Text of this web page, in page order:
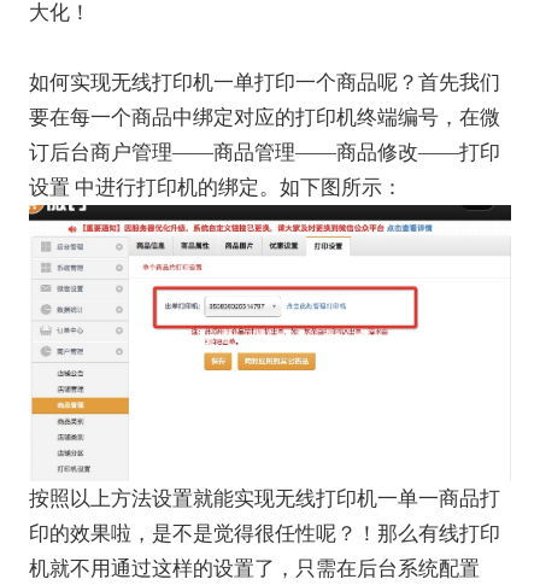
大化！
如何实现无线打印机一单打印一个商品呢？首先我们
要在每一个商品中绑定对应的打印机终端编号，在微
订后台商户管理——商品管理——商品修改——打印
设置 中进行打印机的绑定。如下图所示：
按照以上方法设置就能实现无线打印机一单一商品打
印的效果啦，是不是觉得很任性呢？！那么有线打印
机就不用通过这样的设置了，只需在后台系统配置